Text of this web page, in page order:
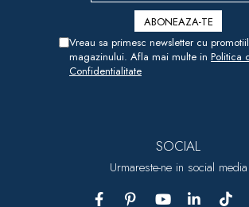
Vreau sa primesc newsletter cu
magazinului. Afla mai multe in Politica
Confidentialitate
SOCIAL
Urmareste-ne in social media